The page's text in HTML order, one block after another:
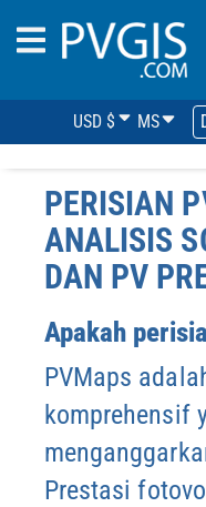
USD $ MS
PERISIAN
ANALISIS
DAN PV
Apakah
PVMaps
komprehensif
Prestasi